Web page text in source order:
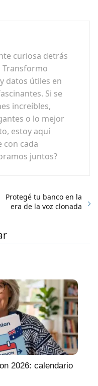
curiosa detrás
datos útiles en
Si se
increíbles,
o lo mejor
estoy aquí
con cada
juntos?
Protegé tu banco en la
era de la voz clonada
2026: calendario